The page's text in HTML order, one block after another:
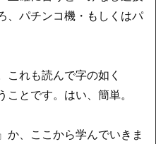
、パチンコ機・もしくはパ
これも読んで字の如く
とです。はい、簡単。
か、ここから学んでいきま